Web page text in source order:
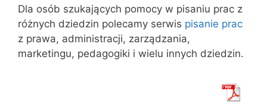
Dla osób szukających pomocy w pisaniu prac z
różnych dziedzin polecamy serwis pisanie prac
z prawa, administracji, zarządzania,
marketingu, pedagogiki i wielu innych dziedzin.